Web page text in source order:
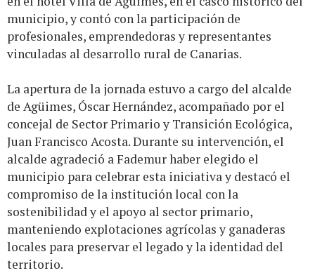
municipio, y contó con la participación de
profesionales, emprendedoras y representantes
vinculadas al desarrollo rural de Canarias.
La apertura de la jornada estuvo a cargo del alcalde
de Agüimes, Óscar Hernández, acompañado por el
concejal de Sector Primario y Transición Ecológica,
Juan Francisco Acosta. Durante su intervención, el
alcalde agradeció a Fademur haber elegido el
municipio para celebrar esta iniciativa y destacó el
compromiso de la institución local con la
sostenibilidad y el apoyo al sector primario,
manteniendo explotaciones agrícolas y ganaderas
locales para preservar el legado y la identidad del
territorio.